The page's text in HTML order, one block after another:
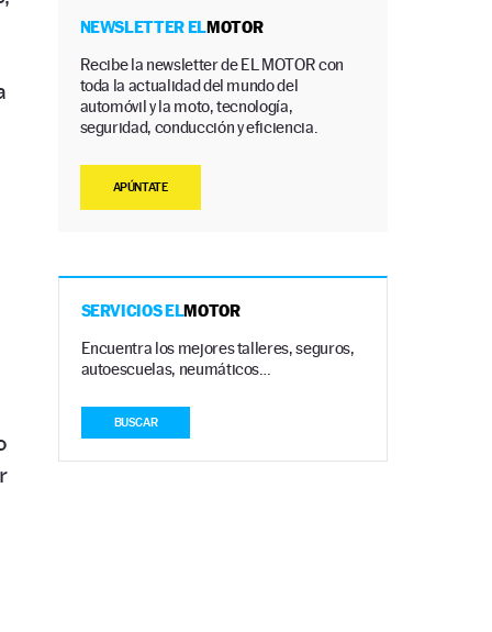
NEWSLETTER ELMOTOR
Recibe la newsletter de EL MOTOR con
toda la actualidad del mundo del
automóvil y la moto, tecnología,
seguridad, conducción y eficiencia.
APÚNTATE
SERVICIOS ELMOTOR
Encuentra los mejores talleres, seguros,
autoescuelas, neumáticos…
BUSCAR